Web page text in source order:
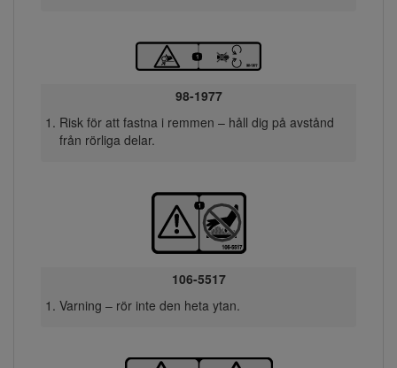
98-1977
Risk för att fastna i remmen – håll dig på avstånd
från rörliga delar.
106-5517
Varning – rör inte den heta ytan.